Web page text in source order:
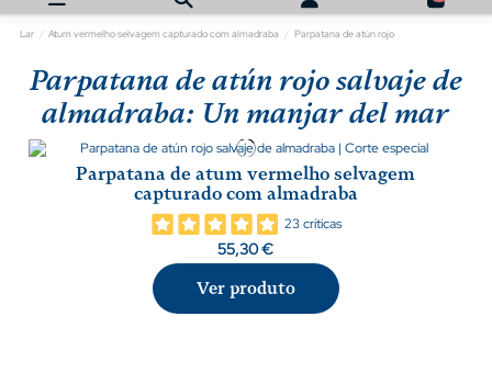
Lar Atum vermelho selvagem capturado com almadraba Parpatana de atún rojo
Parpatana de atún rojo salvaje de
almadraba: Un manjar del mar
Parpatana de atum vermelho selvagem
capturado com almadraba
23 críticas
55,30 €
Ver produto